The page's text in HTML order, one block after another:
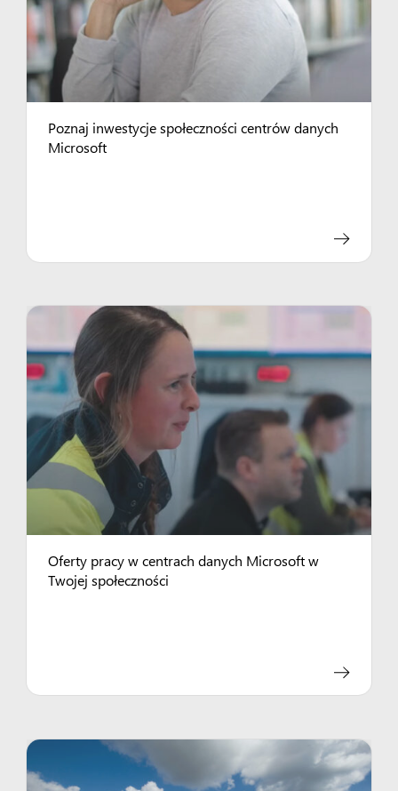
Poznaj inwestycje społeczności centrów danych
Microsoft
Oferty pracy w centrach danych Microsoft w
Twojej społeczności